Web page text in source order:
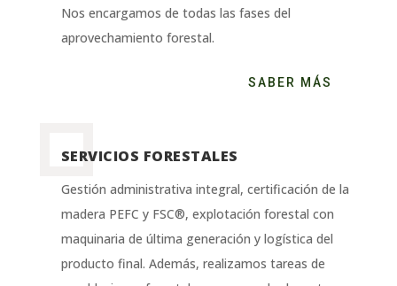
Nos encargamos de todas las fases del
aprovechamiento forestal.
SABER MÁS
SERVICIOS FORESTALES
Gestión administrativa integral, certificación de la
madera PEFC y FSC®, explotación forestal con
maquinaria de última generación y logística del
producto final. Además, realizamos tareas de